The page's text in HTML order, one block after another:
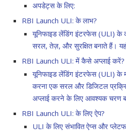
अपडेट्स के लिए:
RBI Launch ULI: के लाभ?
यूनिफाइड लेंडिंग इंटरफेस (ULI) के
सरल, तेज़, और सुरक्षित बनाते हैं।
RBI Launch ULI: में कैसे अप्लाई करें?
यूनिफाइड लेंडिंग इंटरफेस (ULI) के
करना एक सरल और डिजिटल
अप्लाई करने के लिए आवश्यक चरण
RBI Launch ULI: के लिए ऐप?
ULI के लिए संभावित ऐप्स और